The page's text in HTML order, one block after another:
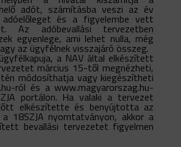
adót, számításba veszi az év
és a figyelembe vett
Az adóbevallási tervezetben
egyenlege, ami lehet nulla, még
az ügyfélnek visszajáró összeg.
a NAV által elkészített
március 15-től megnézheti,
módosíthatja vagy kiegészítheti
ról és awww.magyarorszag.hu-
portálon. Ha valaki a tervezet
elkészítette és benyújtotta az
18SZJA nyomtatványon, akkor a
bevallási tervezetet figyelmen